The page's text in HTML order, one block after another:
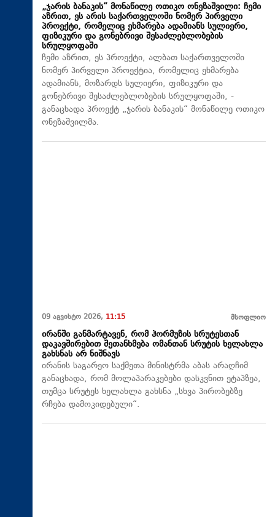
„ჯარის ბანაკის“ მონაწილე ოთიკო ონეზაშვილი: ჩემი
აზრით, ეს არის საქართველოში ნომერ პირველი
პროექტი, რომელიც ეხმარება ადამიანს სულიერი,
ფიზიკური და გონებრივი შესაძლებლობების
სრულყოფაში
ჩემი აზრით, ეს პროექტი, ალბათ საქართველოში
ნომერ პირველი პროექტია, რომელიც ეხმარება
ადამიანს, მოზარდს სულიერი, ფიზიკური და
გონებრივი შესაძლებლობების სრულყოფაში, -
განაცხადა პროექტ „ჯარის ბანაკის“ მონაწილე ოთიკო
ონეზაშვილმა.
09 აგვისტო 2026, 11:15 მსოფლიო
ირანში განმარტავენ, რომ ჰორმუზის სრუტესთან
დაკავშირებით შეთანხმება ომანთან სრუტის ხელახლა
გახსნას არ ნიშნავს
ირანის საგარეო საქმეთა მინისტრმა აბას არაღჩიმ
განაცხადა, რომ მოლაპარაკებები დასკვნით ეტაპზეა,
თუმცა სრუტეს ხელახლა გახსნა „სხვა პირობებზე
რჩება დამოკიდებული“.